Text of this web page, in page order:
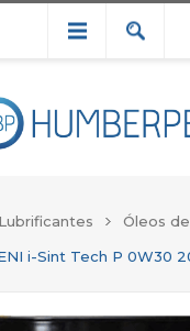
Lubrificantes
Óleos
i-Sint Tech P 0W30